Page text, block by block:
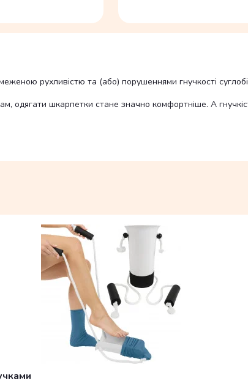
рухливістю та (або) порушеннями гнучкості
одягати шкарпетки стане значно комфортніше. А